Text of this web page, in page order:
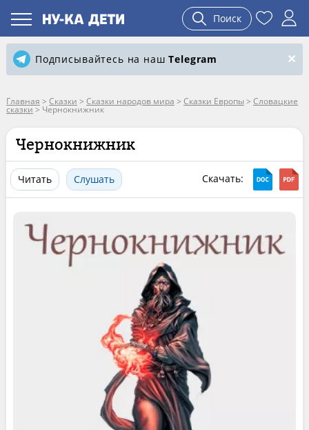
Поиск
Подписывайтесь на нашTelegram
Главная > Сказки > Сказки народов мира > Сказки Европы > Словацкие
сказки> Чернокнижник
Чернокнижник
Читать Слушать Скачать: